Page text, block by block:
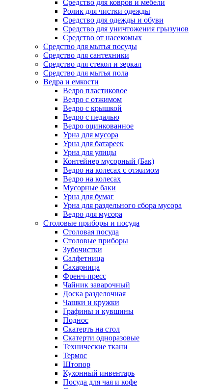
Средство для ковров и мебели
Ролик для чистки одежды
Средство для одежды и обуви
Средство для уничтожения грызунов
Средство от насекомых
Средство для мытья посуды
Средство для сантехники
Средство для стекол и зеркал
Средство для мытья пола
Ведра и емкости
Ведро пластиковое
Ведро с отжимом
Ведро с крышкой
Ведро с педалью
Ведро оцинкованное
Урна для мусора
Урна для батареек
Урна для улицы
Контейнер мусорный (Бак)
Ведро на колесах с отжимом
Ведро на колесах
Мусорные баки
Урна для бумаг
Урна для раздельного сбора мусора
Ведро для мусора
Столовые приборы и посуда
Столовая посуда
Столовые приборы
Зубочистки
Салфетница
Сахарница
Френч-пресс
Чайник заварочный
Доска разделочная
Чашки и кружки
Графины и кувшины
Поднос
Скатерть на стол
Скатерти одноразовые
Технические ткани
Термос
Штопор
Кухонный инвентарь
Посуда для чая и кофе